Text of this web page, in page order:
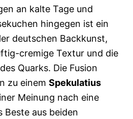
an kalte Tage und
hingegen ist ein
deutschen Backkunst,
cremige Textur und die
Quarks. Die Fusion
zu einem Spekulatius
Meinung nach eine
Beste aus beiden